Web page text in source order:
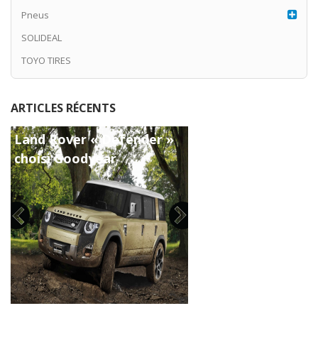
Pneus
SOLIDEAL
TOYO TIRES
ARTICLES RÉCENTS
TOYO TIRES sponsors
officiel de A.C MILAN